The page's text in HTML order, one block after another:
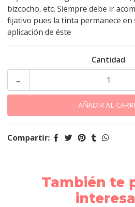
bizcocho, etc. Siempre debe ir
fijativo pues la tinta permanece
aplicación de éste
Cantidad
-
Compartir:
También te